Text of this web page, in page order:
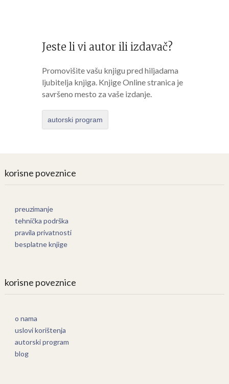
Jeste li vi autor ili izdavač?
Promovišite vašu knjigu pred hiljadama
ljubitelja knjiga. Knjige Online stranica je
savršeno mesto za vaše izdanje.
autorski program
korisne poveznice
preuzimanje
tehnička podrška
pravila privatnosti
besplatne knjige
korisne poveznice
o nama
uslovi korištenja
autorski program
blog